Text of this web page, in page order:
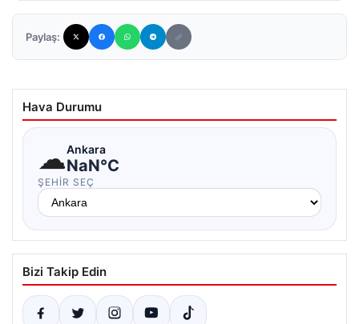
Paylaş:
Hava Durumu
☁Ankara
NaN°C
ŞEHIR SEÇ
Bizi Takip Edin